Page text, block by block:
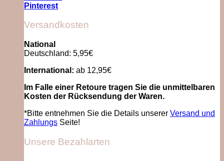
Pinterest
Versandkosten
National
Deutschland: 5,95€
International: ab 12,95€
Im Falle einer Retoure tragen Sie die unmittelbaren
Kosten der Rücksendung der Waren.
*Bitte entnehmen Sie die Details unserer Versand und
Zahlungs Seite!
Unsere Bezahlarten